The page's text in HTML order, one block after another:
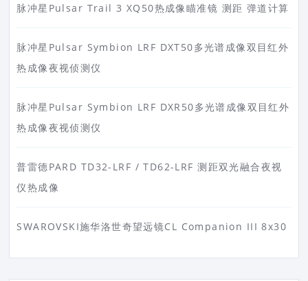
脉冲星Pulsar Trail 3 XQ50热成像瞄准镜 测距 弹道计算
脉冲星Pulsar Symbion LRF DXT50多光谱成像双目红外
热成像夜视侦测仪
脉冲星Pulsar Symbion LRF DXR50多光谱成像双目红外
热成像夜视侦测仪
普雷德PARD TD32-LRF / TD62-LRF 测距双光融合夜视
仪热成像
SWAROVSKI施华洛世奇望远镜CL Companion III 8x30